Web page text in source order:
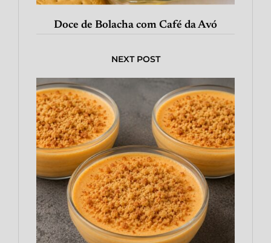
Doce de Bolacha com Café da Avó
NEXT POST